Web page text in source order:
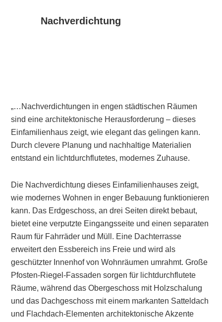
Nachverdichtung
„…Nachverdichtungen in engen städtischen Räumen
sind eine architektonische Herausforderung – dieses
Einfamilienhaus zeigt, wie elegant das gelingen kann.
Durch clevere Planung und nachhaltige Materialien
entstand ein lichtdurchflutetes, modernes Zuhause.
Die Nachverdichtung dieses Einfamilienhauses zeigt,
wie modernes Wohnen in enger Bebauung funktionieren
kann. Das Erdgeschoss, an drei Seiten direkt bebaut,
bietet eine verputzte Eingangsseite und einen separaten
Raum für Fahrräder und Müll. Eine Dachterrasse
erweitert den Essbereich ins Freie und wird als
geschützter Innenhof von Wohnräumen umrahmt. Große
Pfosten-Riegel-Fassaden sorgen für lichtdurchflutete
Räume, während das Obergeschoss mit Holzschalung
und das Dachgeschoss mit einem markanten Satteldach
und Flachdach-Elementen architektonische Akzente